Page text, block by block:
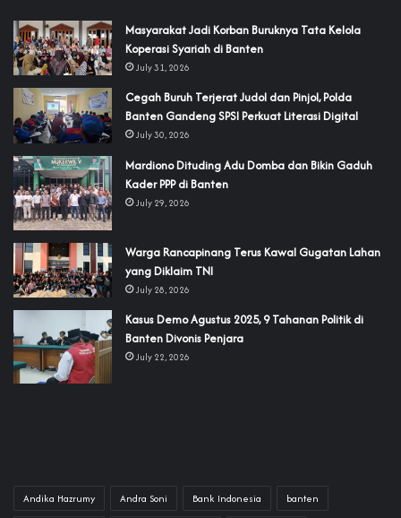
‎Masyarakat Jadi Korban Buruknya Tata Kelola
Koperasi Syariah di Banten
July 31, 2026
Cegah Buruh Terjerat Judol dan Pinjol, Polda
Banten Gandeng SPSI Perkuat Literasi Digital
July 30, 2026
‎Mardiono Dituding Adu Domba dan Bikin Gaduh
Kader PPP di Banten
July 29, 2026
‎Warga Rancapinang Terus Kawal Gugatan Lahan
yang Diklaim TNI‎‎
July 28, 2026
‎Kasus Demo Agustus 2025, 9 Tahanan Politik di
Banten Divonis Penjara
July 22, 2026
Andika Hazrumy Andra Soni Bank Indonesia banten